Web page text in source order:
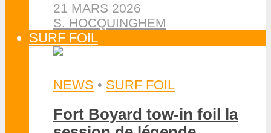
21 MARS 2026
S. HOCQUINGHEM
SURF FOIL
NEWS • SURF FOIL
Fort Boyard tow-in foil la